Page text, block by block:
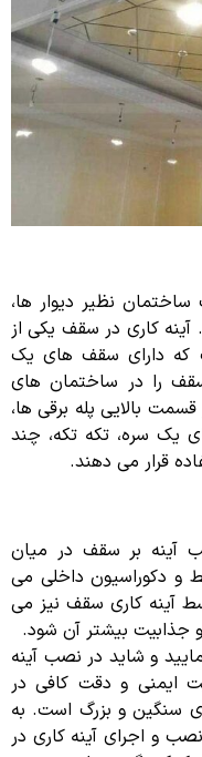
نظیر دیوار ها،
کاری در سقف یکی از
که دارای سقف های یک
را در ساختمان های
بالایی پله برقی ها،
یک سره، تکه تکه، چند
قرار می دهند.
آینه بر سقف در میان
و دکوراسیون داخلی می
آینه کاری سقف نیز می
جذابیت بیشتر آن شود.
و شاید در نصب آینه
ایمنی و دقت کافی در
سنگین و بزرگ است. به
و اجرای آینه کاری در